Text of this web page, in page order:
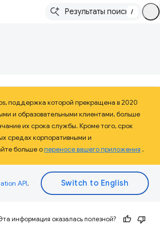
/
поддержка которой прекращена в 2020
и образовательными клиентами, больше
их срока службы. Кроме того, срок
средах корпоративными и
больше опереносе вашего приложения .
API.
информация оказалась полезной?